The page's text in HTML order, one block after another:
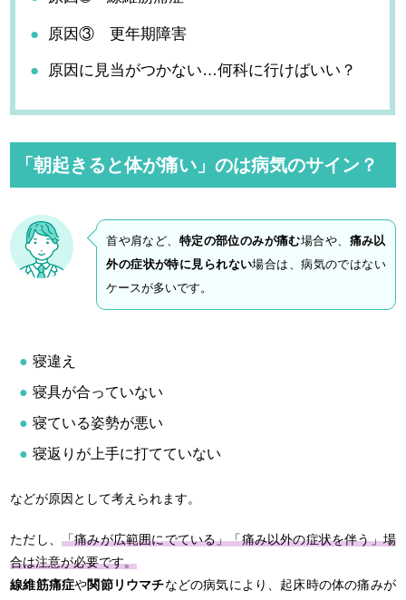
原因③ 更年期障害
原因に見当がつかない…何科に行けばいい？
「朝起きると体が痛い」のは病気のサイン？
首や肩など、 特定の部位のみが痛む場合や、 痛み以
外の症状が特に見られない場合は、病気のではない
ケースが多いです。
寝違え
寝具が合っていない
寝ている姿勢が悪い
寝返りが上手に打てていない
などが原因として考えられます。
ただし、 「痛みが広範囲にでている」「痛み以外の症状を伴う」場
合は注意が必要です。
線維筋痛症や関節リウマチなどの病気により、起床時の体の痛みが